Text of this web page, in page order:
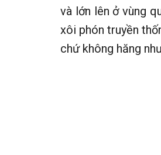
và lớn lên ở vùng
xôi phón truyền
chứ không hăng